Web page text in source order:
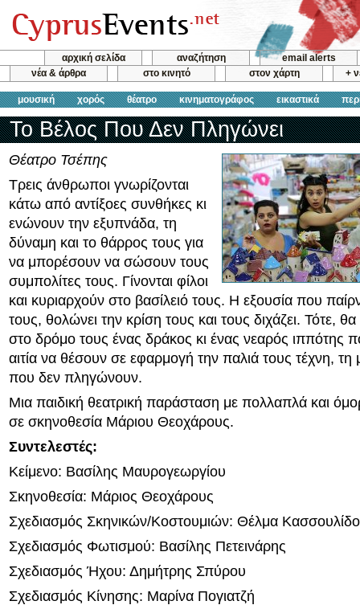
αρχική σελίδα αναζήτηση
email alerts
νέα & άρθρα
στο κινητό στον χάρτη +
μουσική χορός θέατρο κινηματογράφος εικαστικά
Το Βέλος Που Δεν Πληγώνει
Θέατρο Τσέπης
Τρεις άνθρωποι γνωρίζονται
κάτω από αντίξοες συνθήκες κι
ενώνουν την εξυπνάδα, τη
δύναμη και το θάρρος τους για
να μπορέσουν να σώσουν τους
συμπολίτες τους. Γίνονται φίλοι
και κυριαρχούν στο βασίλειό τους. Η εξουσία που
τους, θολώνει την κρίση τους και τους διχάζει. Τότε,
στο δρόμο τους ένας δράκος κι ένας νεαρός ιππότης
αιτία να θέσουν σε εφαρμογή την παλιά τους τέχνη, τη
που δεν πληγώνουν.
Μια παιδική θεατρική παράσταση με πολλαπλά και
σε σκηνοθεσία Μάριου Θεοχάρους.
Συντελεστές:
Κείμενο: Βασίλης Μαυρογεωργίου
Σκηνοθεσία: Μάριος Θεοχάρους
Σχεδιασμός Σκηνικών/Κοστουμιών: Θέλμα
Σχεδιασμός Φωτισμού: Βασίλης Πετεινάρης
Σχεδιασμός Ήχου: Δημήτρης Σπύρου
Σχεδιασμός Κίνησης: Μαρίνα Πογιατζή